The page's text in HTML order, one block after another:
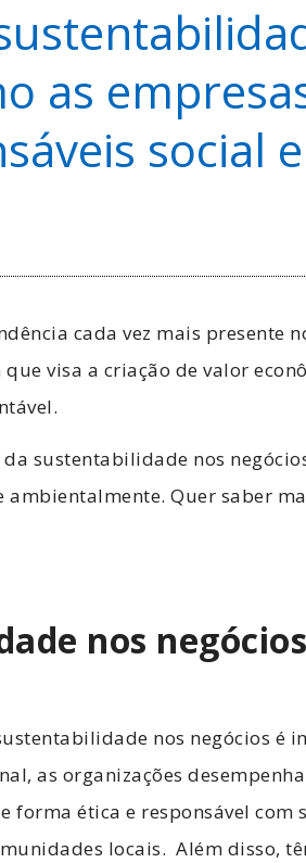
as
​​social e
cada vez mais presente
visa a criação de valor
sustentabilidade nos
Quer saber
nos
nos negócios é
as organizações
forma ética e responsável com
locais.Além disso,